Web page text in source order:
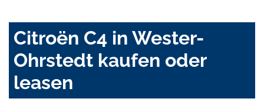
Citroën C4 in Wester-
Ohrstedt kaufen oder
leasen